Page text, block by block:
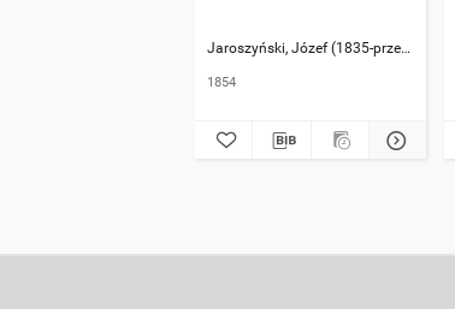
Jaroszyński, Józef (1835-przed 1900)
1854